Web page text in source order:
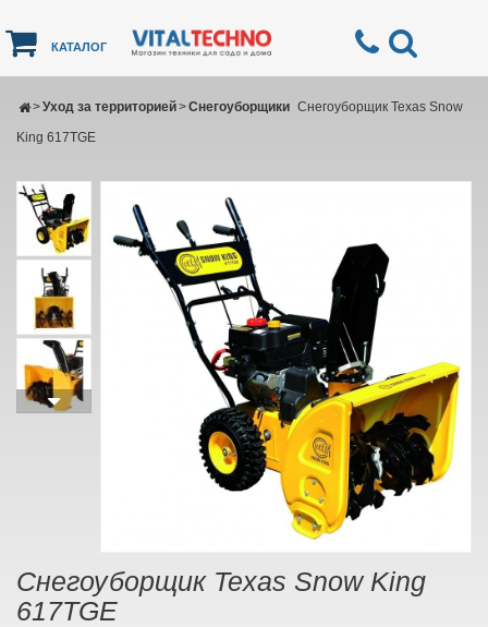
КАТАЛОГ
Уход за территорией
> Снегоуборщики
>
Снегоуборщик Texas Snow
King 617TGE
Снегоуборщик Texas Snow King
617TGE